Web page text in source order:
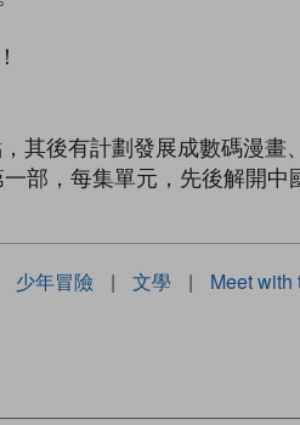
其後有計劃發展成數碼漫畫
一部，每集單元，先後解開
少年冒險 | 文學 | Meet with